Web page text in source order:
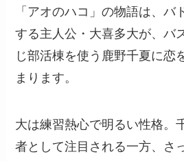
「アオのハコ」の物語は、バ
する主人公・大喜多大が、バ
じ部活棟を使う鹿野千夏に恋
まります。
大は練習熱心で明るい性格。
者として注目される一方、さ